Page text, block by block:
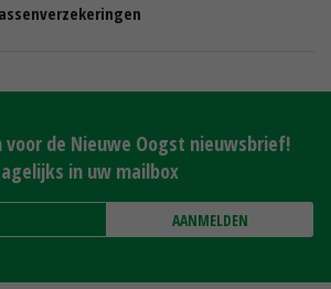
voor de Nieuwe Oogst nieuwsbrief!
in uw mailbox
AANMELDEN